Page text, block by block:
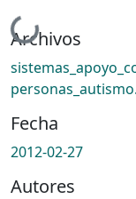
Cargando...
Archivos
Fecha
2012-02-27
Autores